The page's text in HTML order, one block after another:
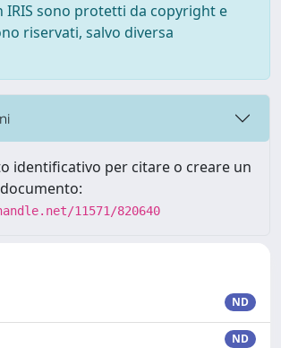
IRIS sono protetti da copyright e
riservati, salvo diversa
identificativo per citare o creare un
11571/820640
ND
ND